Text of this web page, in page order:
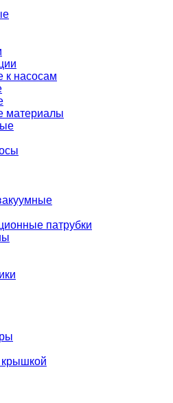
к насосам
материалы
патрубки
крышкой